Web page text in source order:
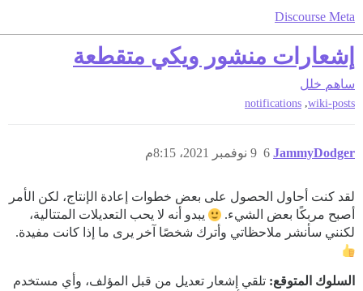
Discourse Meta
إشعارات منشور ويكي متقطعة
ساهم خلل
wiki-posts
,
notifications
JammyDodger 9 نوفمبر 2021، 8:15م 6
لقد كنت أحاول الحصول على بعض خطوات إعادة الإنتاج، لكن الأمر
أصبح مربكًا بعض الشيء.
يبدو أنه لا يحب التعديلات المتتالية،
لكنني سأنشر ملاحظاتي وأترك شخصًا آخر يرى ما إذا كانت مفيدة.
السلوك المتوقع: تلقي إشعار تعديل من قبل المؤلف، وأي مستخدم